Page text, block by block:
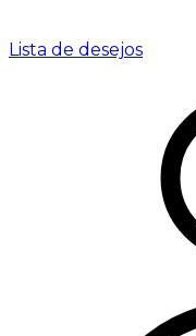
Lista de desejos